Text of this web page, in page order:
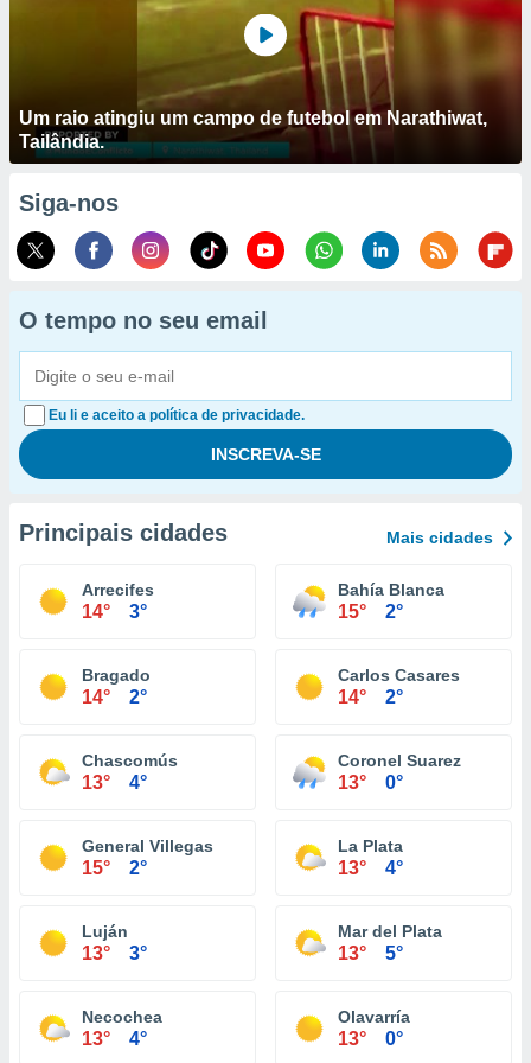
Um raio atingiu um campo de futebol em Narathiwat,
Tailândia.
Siga-nos
O tempo no seu email
Eu li e aceito a política de privacidade.
Principais cidades Mais cidades
Arrecifes
14° 3°
Bahía Blanca
15° 2°
Bragado
14° 2°
Carlos Casares
14° 2°
Chascomús
13° 4°
Coronel Suarez
13° 0°
General Villegas
15° 2°
La Plata
13° 4°
Luján
13° 3°
Mar del Plata
13° 5°
Necochea
13° 4°
Olavarría
13° 0°